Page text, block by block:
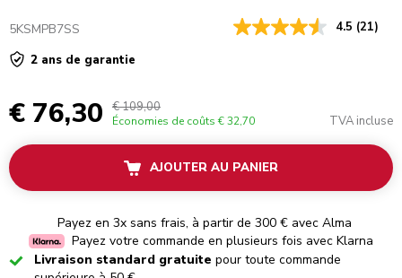
5KSMPB7SS 4.5 (21)
2 ans de garantie
€ 76,30 € 109,00
Économies de coûts € 32,70 TVA incluse
AJOUTER AU PANIER
Payez en 3x sans frais, à partir de 300 € avec Alma
Payez votre commande en plusieurs fois avec Klarna
CheckedLivraison standard gratuite pour toute commande